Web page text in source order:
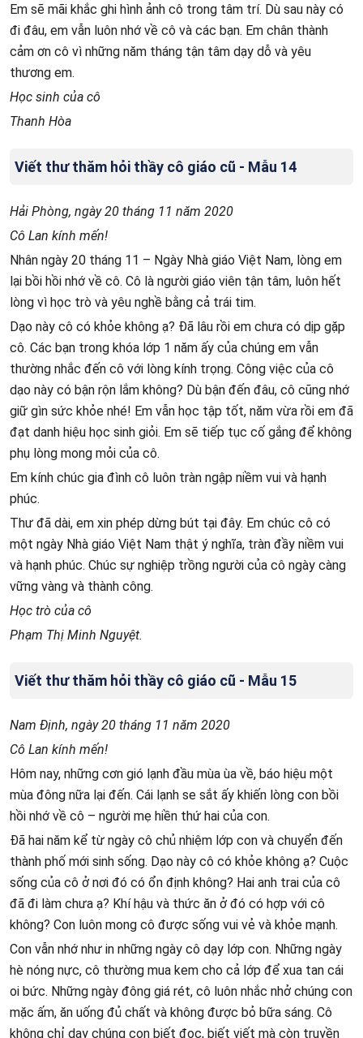
Em sẽ mãi khắc ghi hình ảnh cô trong tâm trí. Dù sau này có
đi đâu, em vẫn luôn nhớ về cô và các bạn. Em chân thành
cảm ơn cô vì những năm tháng tận tâm dạy dỗ và yêu
thương em.
Học sinh của cô
Thanh Hòa
Viết thư thăm hỏi thầy cô giáo cũ - Mẫu 14
Hải Phòng, ngày 20 tháng 11 năm 2020
Cô Lan kính mến!
Nhân ngày 20 tháng 11 – Ngày Nhà giáo Việt Nam, lòng em
lại bồi hồi nhớ về cô. Cô là người giáo viên tận tâm, luôn hết
lòng vì học trò và yêu nghề bằng cả trái tim.
Dạo này cô có khỏe không ạ? Đã lâu rồi em chưa có dịp gặp
cô. Các bạn trong khóa lớp 1 năm ấy của chúng em vẫn
thường nhắc đến cô với lòng kính trọng. Công việc của cô
dạo này có bận rộn lắm không? Dù bận đến đâu, cô cũng nhớ
giữ gìn sức khỏe nhé! Em vẫn học tập tốt, năm vừa rồi em đã
đạt danh hiệu học sinh giỏi. Em sẽ tiếp tục cố gắng để không
phụ lòng mong mỏi của cô.
Em kính chúc gia đình cô luôn tràn ngập niềm vui và hạnh
phúc.
Thư đã dài, em xin phép dừng bút tại đây. Em chúc cô có
một ngày Nhà giáo Việt Nam thật ý nghĩa, tràn đầy niềm vui
và hạnh phúc. Chúc sự nghiệp trồng người của cô ngày càng
vững vàng và thành công.
Học trò của cô
Phạm Thị Minh Nguyệt.
Viết thư thăm hỏi thầy cô giáo cũ - Mẫu 15
Nam Định, ngày 20 tháng 11 năm 2020
Cô Lan kính mến!
Hôm nay, những cơn gió lạnh đầu mùa ùa về, báo hiệu một
mùa đông nữa lại đến. Cái lạnh se sắt ấy khiến lòng con bồi
hồi nhớ về cô – người mẹ hiền thứ hai của con.
Đã hai năm kể từ ngày cô chủ nhiệm lớp con và chuyển đến
thành phố mới sinh sống. Dạo này cô có khỏe không ạ? Cuộc
sống của cô ở nơi đó có ổn định không? Hai anh trai của cô
đã đi làm chưa ạ? Khí hậu và thức ăn ở đó có hợp với cô
không? Con luôn mong cô được sống vui vẻ và khỏe mạnh.
Con vẫn nhớ như in những ngày cô dạy lớp con. Những ngày
hè nóng nực, cô thường mua kem cho cả lớp để xua tan cái
oi bức. Những ngày đông giá rét, cô luôn nhắc nhở chúng con
mặc ấm, ăn uống đủ chất và không được bỏ bữa sáng. Cô
không chỉ dạy chúng con biết đọc, biết viết mà còn truyền